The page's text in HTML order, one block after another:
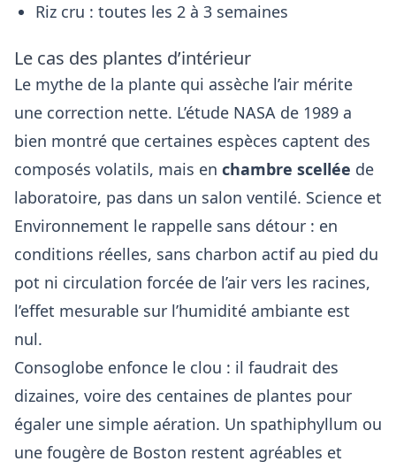
Riz cru : toutes les 2 à 3 semaines
Le cas des plantes d’intérieur
Le mythe de la plante qui assèche l’air mérite
une correction nette. L’étude NASA de 1989 a
bien montré que certaines espèces captent des
composés volatils, mais en chambre scellée de
laboratoire, pas dans un salon ventilé. Science et
Environnement le rappelle sans détour : en
conditions réelles, sans charbon actif au pied du
pot ni circulation forcée de l’air vers les racines,
l’effet mesurable sur l’humidité ambiante est
nul.
Consoglobe enfonce le clou : il faudrait des
dizaines, voire des centaines de plantes pour
égaler une simple aération. Un spathiphyllum ou
une fougère de Boston restent agréables et